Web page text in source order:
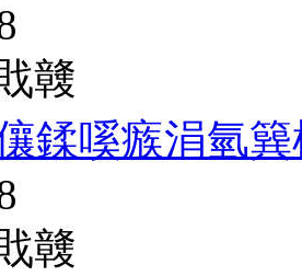
竷
鍒嗘瘯涓氫
竷